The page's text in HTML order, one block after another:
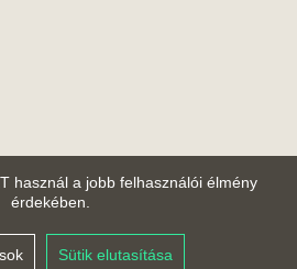
használ a jobb felhasználói élmény
érdekében.
Sütik elutasítása